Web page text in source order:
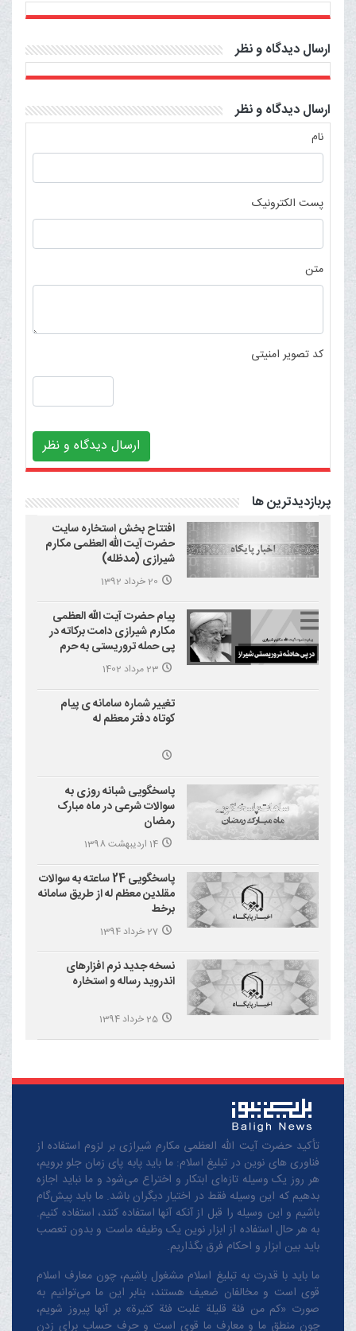
ارسال دیدگاه و نظر
ارسال دیدگاه و نظر
نام
پست الکترونیک
متن
کد تصویر امنیتی
ارسال دیدگاه و نظر
پربازدیدترین ها
افتتاح بخش استخاره سایت
حضرت آیت الله العظمی مکارم
شیرازی (مدظله)
20 خرداد 1392
پیام حضرت آیت الله العظمی
مکارم شیرازی دامت برکاته در
پی حمله تروریستی به حرم
احمد بن موسی علیه السلام
(شاهچراغ)
23 مرداد 1402
تغییر شماره سامانه ی پیام
کوتاه دفتر معظم له
پاسخگویی شبانه روزی به
سوالات شرعی در ماه مبارک
رمضان
14 اردیبهشت 1398
پاسخگویی 24 ساعته به سوالات
مقلدین معظم له از طریق سامانه
برخط
27 خرداد 1394
نسخه جدید نرم افزارهای
اندروید رساله و استخاره
25 خرداد 1394
تأکید حضرت آیت الله العظمی مکارم شیرازی بر لزوم استفاده از
فناوری های نوین در تبلیغ اسلام: ما باید پابه پای زمان جلو برویم،
هر روز یک وسیله تازه‌ای ابتکار و اختراع می‌شود و ما نباید اجازه
بدهیم که این وسیله فقط در اختیار دیگران باشد. ما باید پیش‌گام
باشیم و این وسیله را قبل از آنکه آنها استفاده کنند، استفاده کنیم.
به هر حال استفاده از ابزار نوین یک وظیفه ماست و بدون تعصب
باید بین ابزار و احکام فرق بگذاریم.
ما باید با قدرت به تبلیغ اسلام مشغول باشیم، چون معارف اسلام
قوی است و مخالفان ضعیف هستند، بنابر این ما می‌توانیم به
صورت «کم من فئة قلیلة غلبت فئة کثیرة» بر آنها پیروز شویم،
چون منطق‌ ما و معارف ‌ما قوی است و حرف حساب برای زدن